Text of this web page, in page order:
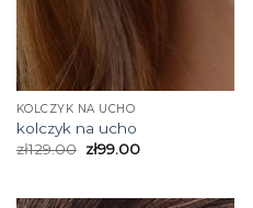
KOLCZYK NA UCHO
kolczyk na ucho
zł129.00 zł99.00